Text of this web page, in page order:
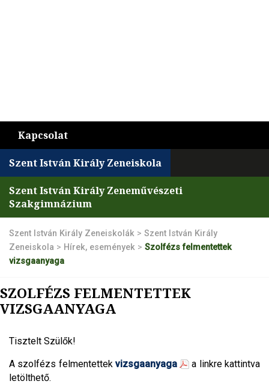
Kapcsolat
Szent István Király Zeneiskola
Szent István Király Zeneművészeti
Szakgimnázium
Szent István Király Zeneiskolák > Szent István Király
Zeneiskola > Hírek, események > Szolfézs felmentettek
vizsgaanyaga
SZOLFÉZS FELMENTETTEK
VIZSGAANYAGA
Tisztelt Szülők!
A szolfézs felmentettek vizsgaanyaga
a linkre kattintva
letölthető.